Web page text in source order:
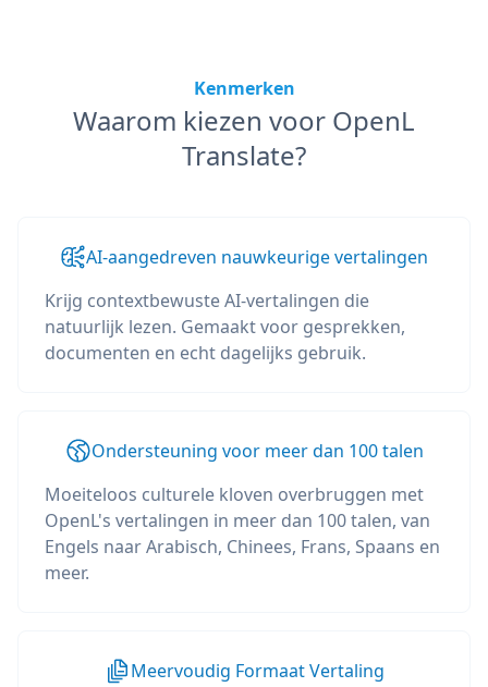
Kenmerken
Waarom kiezen voor OpenL
Translate?
AI-aangedreven nauwkeurige vertalingen
Krijg contextbewuste AI-vertalingen die
natuurlijk lezen. Gemaakt voor gesprekken,
documenten en echt dagelijks gebruik.
Ondersteuning voor meer dan 100 talen
Moeiteloos culturele kloven overbruggen met
OpenL's vertalingen in meer dan 100 talen, van
Engels naar Arabisch, Chinees, Frans, Spaans en
meer.
Meervoudig Formaat Vertaling